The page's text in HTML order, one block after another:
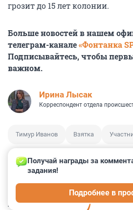
грозит до 15 лет колонии.
Больше новостей в нашем
телеграм-канале«Фонтанка
Подписывайтесь, чтобы
важном.
Ирина Лысак
Корреспондент отдела
Тимур Иванов Взятка
КОММЕНТАРИИ 49
Получай награды за
задания!
Подробнее в